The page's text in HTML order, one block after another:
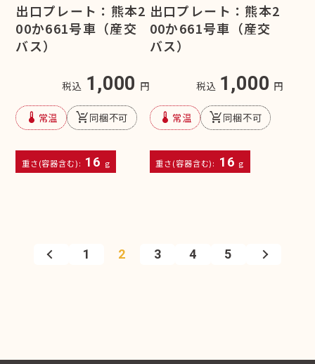
出口プレート：熊本2
00か661号車（産交
バス）
税込 1,000 円
device_thermostat 常温 remove_shopping_cart同梱不可
重さ(容器含む): 16 g
出口プレート：熊本2
00か661号車（産交
バス）
税込 1,000 円
device_thermostat 常温 remove_shopping_cart同梱不可
重さ(容器含む): 16 g
1 2 3 4 5